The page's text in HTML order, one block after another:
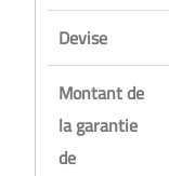
Devise
Montant de
la garantie
de